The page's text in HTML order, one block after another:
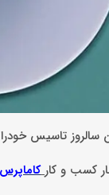
سالروز تاسیس
کسب و کار کاماپرس